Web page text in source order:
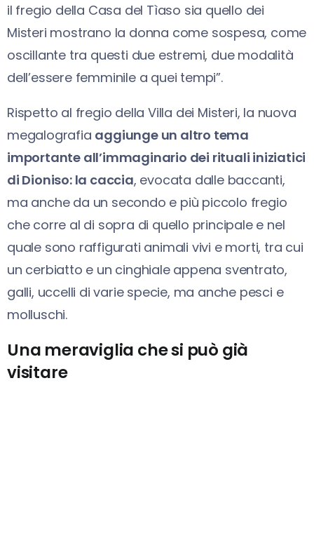
il fregio della Casa del Tìaso sia quello dei
Misteri mostrano la donna come sospesa, come
oscillante tra questi due estremi, due modalità
dell’essere femminile a quei tempi”.
Rispetto al fregio della Villa dei Misteri, la nuova
megalografia aggiunge un altro tema
importante all’immaginario dei rituali iniziatici
di Dioniso: la caccia, evocata dalle baccanti,
ma anche da un secondo e più piccolo fregio
che corre al di sopra di quello principale e nel
quale sono raffigurati animali vivi e morti, tra cui
un cerbiatto e un cinghiale appena sventrato,
galli, uccelli di varie specie, ma anche pesci e
molluschi.
Una meraviglia che si può già
visitare